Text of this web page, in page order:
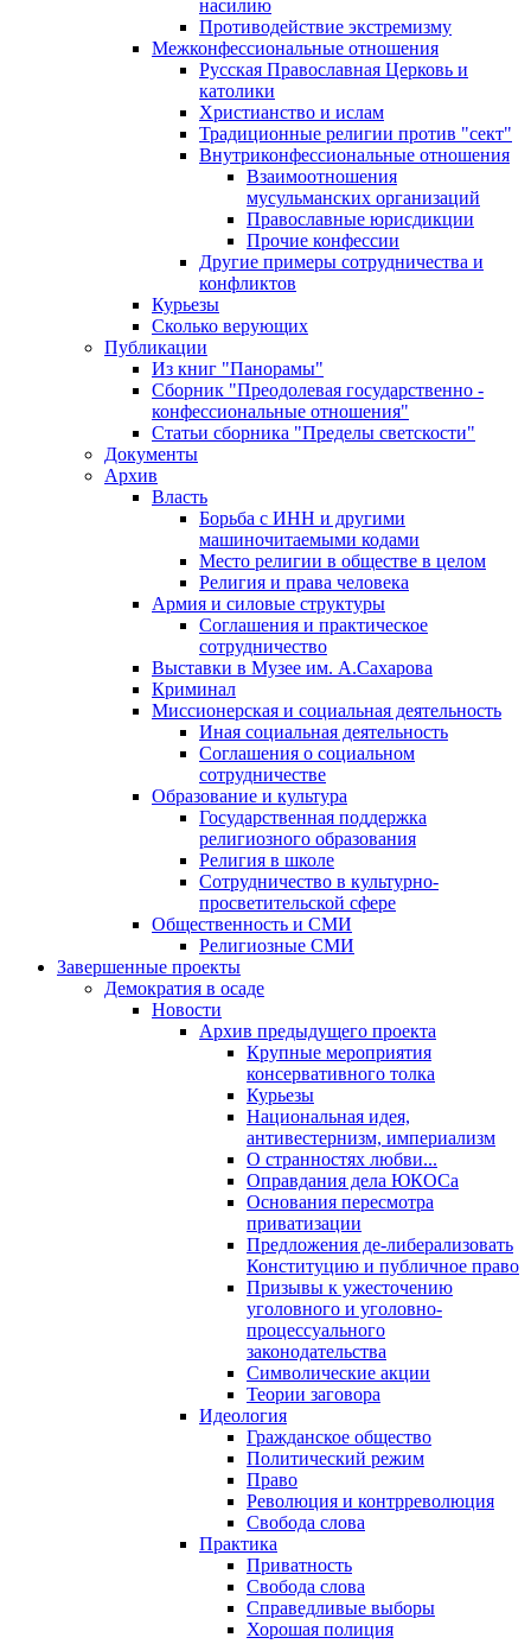
насилию
Противодействие экстремизму
Межконфессиональные отношения
Русская Православная Церковь и
католики
Христианство и ислам
Традиционные религии против "сект"
Внутриконфессиональные отношения
Взаимоотношения
мусульманских организаций
Православные юрисдикции
Прочие конфессии
Другие примеры сотрудничества и
конфликтов
Курьезы
Сколько верующих
Публикации
Из книг "Панорамы"
Сборник "Преодолевая государственно -
конфессиональные отношения"
Статьи сборника "Пределы светскости"
Документы
Архив
Власть
Борьба с ИНН и другими
машиночитаемыми кодами
Место религии в обществе в целом
Религия и права человека
Армия и силовые структуры
Соглашения и практическое
сотрудничество
Выставки в Музее им. А.Сахарова
Криминал
Миссионерская и социальная деятельность
Иная социальная деятельность
Соглашения о социальном
сотрудничестве
Образование и культура
Государственная поддержка
религиозного образования
Религия в школе
Сотрудничество в культурно-
просветительской сфере
Общественность и СМИ
Религиозные СМИ
Завершенные проекты
Демократия в осаде
Новости
Архив предыдущего проекта
Крупные мероприятия
консервативного толка
Курьезы
Национальная идея,
антивестернизм, империализм
О странностях любви...
Оправдания дела ЮКОСа
Основания пересмотра
приватизации
Предложения де-либерализовать
Конституцию и публичное право
Призывы к ужесточению
уголовного и уголовно-
процессуального
законодательства
Символические акции
Теории заговора
Идеология
Гражданское общество
Политический режим
Право
Революция и контрреволюция
Свобода слова
Практика
Приватность
Свобода слова
Справедливые выборы
Хорошая полиция